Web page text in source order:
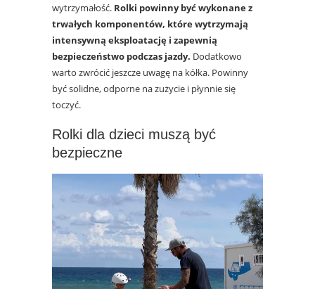
wytrzymałość. Rolki powinny być wykonane z
trwałych komponentów, które wytrzymają
intensywną eksploatację i zapewnią
bezpieczeństwo podczas jazdy. Dodatkowo
warto zwrócić jeszcze uwagę na kółka. Powinny
być solidne, odporne na zużycie i płynnie się
toczyć.
Rolki dla dzieci muszą być
bezpieczne